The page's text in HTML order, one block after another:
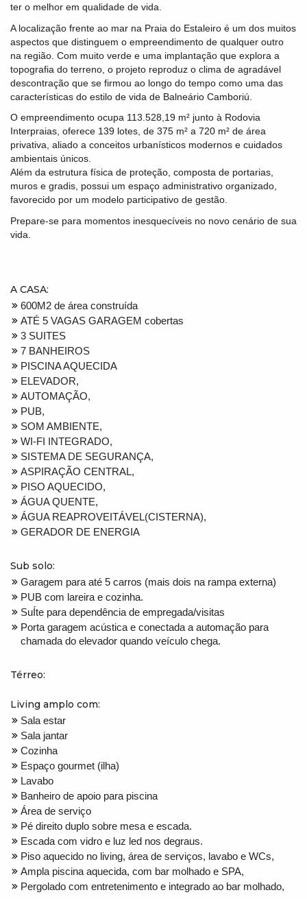
ter o melhor em qualidade de vida.
A localização frente ao mar na Praia do Estaleiro é um dos muitos
aspectos que distinguem o empreendimento de qualquer outro
na região. Com muito verde e uma implantação que explora a
topografia do terreno, o projeto reproduz o clima de agradável
descontração que se firmou ao longo do tempo como uma das
características do estilo de vida de Balneário Camboriú.
O empreendimento ocupa 113.528,19 m² junto à Rodovia
Interpraias, oferece 139 lotes, de 375 m² a 720 m² de área
privativa, aliado a conceitos urbanísticos modernos e cuidados
ambientais únicos.
Além da estrutura física de proteção, composta de portarias,
muros e gradis, possui um espaço administrativo organizado,
favorecido por um modelo participativo de gestão.
Prepare-se para momentos inesquecíveis no novo cenário de sua
vida.
A CASA:
600M2 de área construída
ATÉ 5 VAGAS GARAGEM cobertas
3 SUITES
7 BANHEIROS
PISCINA AQUECIDA
ELEVADOR,
AUTOMAÇÃO,
PUB,
SOM AMBIENTE,
WI-FI INTEGRADO,
SISTEMA DE SEGURANÇA,
ASPIRAÇÃO CENTRAL,
PISO AQUECIDO,
ÁGUA QUENTE,
ÁGUA REAPROVEITÁVEL(CISTERNA),
GERADOR DE ENERGIA
Sub solo:
Garagem para até 5 carros (mais dois na rampa externa)
PUB com lareira e cozinha.
SuÍte para dependência de empregada/visitas
Porta garagem acústica e conectada a automação para
chamada do elevador quando veículo chega.
Térreo:
Living amplo com:
Sala estar
Sala jantar
Cozinha
Espaço gourmet (ilha)
Lavabo
Banheiro de apoio para piscina
Área de serviço
Pé direito duplo sobre mesa e escada.
Escada com vidro e luz led nos degraus.
Piso aquecido no living, área de serviços, lavabo e WCs,
Ampla piscina aquecida, com bar molhado e SPA,
Pergolado com entretenimento e integrado ao bar molhado,